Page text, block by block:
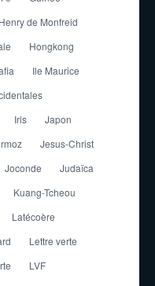
Henry de Monfreid
Hongkong
Ile Maurice
Iris
Japon
Jesus-Christ
Joconde
Judaïca
Kuang-Tcheou
Latécoère
Lettre verte
LVF